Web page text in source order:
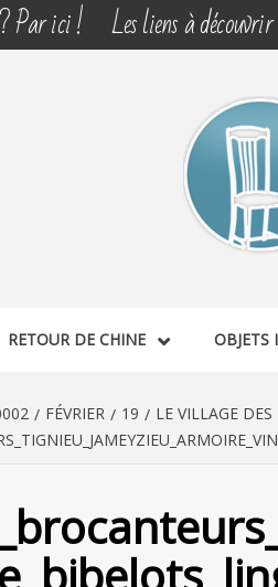
Par ici ! Les liens à
RETOUR DE CHINE OBJETS
FÉVRIER 19
LE VILLAGE